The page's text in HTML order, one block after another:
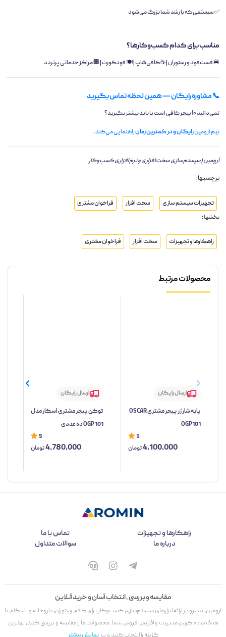
✅ سیستمی که با رشد شما بزرگ می‌شود
مناسب برای کدام کسب‌وکارها؟
🍔 فست‌فود و رستوران | ☕ کافی‌شاپ | 🍽️ فودکورت | 🏢 مراکز خدماتی پرتردد
📞 مشاوره رایگان — همین لحظه تماس بگیرید
نمی‌دانید ۱۰ پیجر کافی است یا باید بیشتر بگیرید؟
تیم آرومینرایگان و در کمترین زمانراهنمایی می‌کند.
آرومین | سیستم‌سازی سخت‌افزاری و نرم‌افزاری کسب‌وکار
برچسبها :
تجهیزات سیستم سازی سخت افزار
فراخوان مشتری
بخشها :
راهکارها و تجهیزات سخت افزار فراخوان مشتری
محصولات مرتبط
ارسال رایگان
پایه شارژر پیجر مشتری OSCAR
OGP101
5
4,100,000تومان
ارسال رایگان
توکن پیجر مشتری اسکار مدل
OGP 101 ده عددی
5
4,780,000تومان
راهکارها و تجهیزات
تماس با ما
درباره ما
سوالات متداول
مقایسه و بررسی ، انتخاب آسان و خرید آنلاین
آرومین، پیشرو در ارائه ابزارهای سیستم‌سازی کسب‌وکار برای کافه، رستوران، داروخانه و باشگاه، با
هدف ساده کردن مدیریت و افزایش فروش شما. محصولات ما را مقایسه و بررسی کنید، بهترین